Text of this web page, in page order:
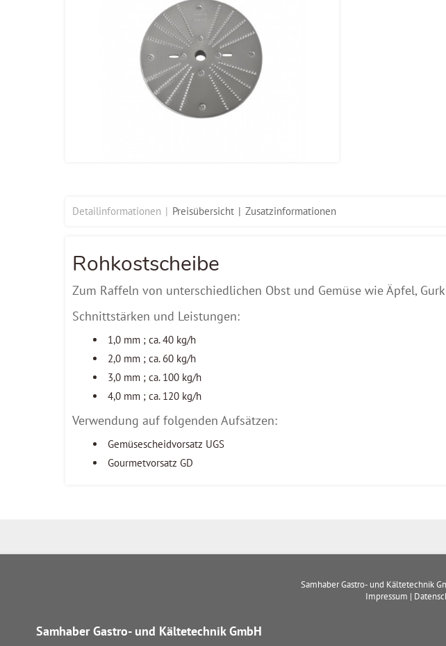
Detailinformationen Preisübersicht Zusatzinformationen
Rohkostscheibe
Zum Raffeln von unterschiedlichen Obst und Gemüse wie Äpfel,
Schnittstärken und Leistungen:
1,0 mm ; ca. 40 kg/h
2,0 mm ; ca. 60 kg/h
3,0 mm ; ca. 100 kg/h
4,0 mm ; ca. 120 kg/h
Verwendung auf folgenden Aufsätzen:
Gemüsescheidvorsatz UGS
Gourmetvorsatz GD
Samhaber Gastro- und Kältetechnik
Impressum |
Samhaber Gastro- und Kältetechnik GmbH